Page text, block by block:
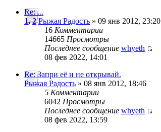
Re: ...
1,2 Рыжая Радость » 09 янв 2012, 23:20
16 Комментарии
14665 Просмотры
Последнее сообщение whyeth
08 фев 2022, 14:01
Re: Запри её и не открывай.
Рыжая Радость » 08 янв 2012, 18:46
5 Комментарии
6042 Просмотры
Последнее сообщение whyeth
08 фев 2022, 13:59